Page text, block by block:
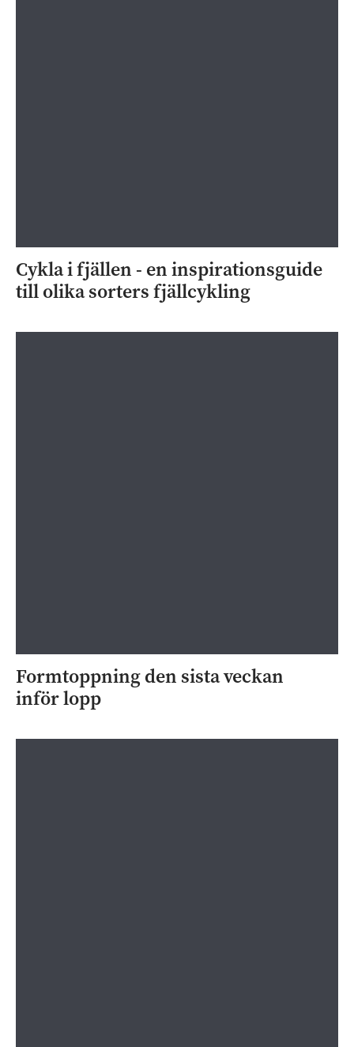
Cykla i fjällen - en inspirationsguide
till olika sorters fjällcykling
Formtoppning den sista veckan
inför lopp